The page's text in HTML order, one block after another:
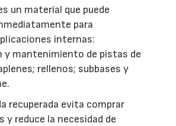
un material que puede
para
internas:
y mantenimiento de pistas de
rellenos; subbases y
recuperada evita comprar
y reduce la necesidad de